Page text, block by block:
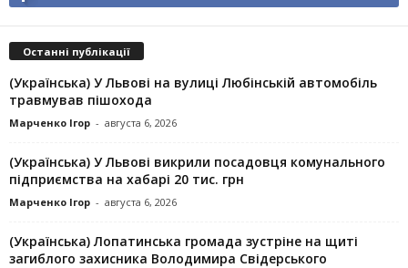
Останні публікації
(Українська) У Львові на вулиці Любінській автомобіль
травмував пішохода
Марченко Ігор - августа 6, 2026
(Українська) У Львові викрили посадовця комунального
підприємства на хабарі 20 тис. грн
Марченко Ігор - августа 6, 2026
(Українська) Лопатинська громада зустріне на щиті
загиблого захисника Володимира Свідерського